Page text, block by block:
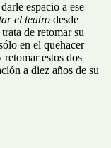
espacio a ese
el teatro desde
de retomar su
en el quehacer
estos dos
a diez años de su